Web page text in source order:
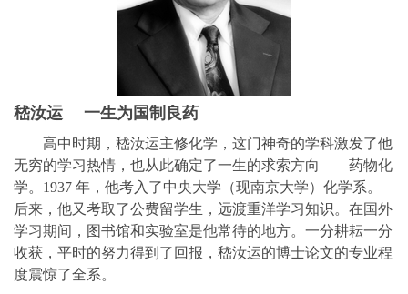
嵇汝运 一生为国制良药
高中时期，嵇汝运主修化学，这门神奇的学科激发了他
无穷的学习热情，也从此确定了一生的求索方向——药物化
学。1937 年，他考入了中央大学（现南京大学）化学系。
后来，他又考取了公费留学生，远渡重洋学习知识。在国外
学习期间，图书馆和实验室是他常待的地方。一分耕耘一分
收获，平时的努力得到了回报，嵇汝运的博士论文的专业程
度震惊了全系。